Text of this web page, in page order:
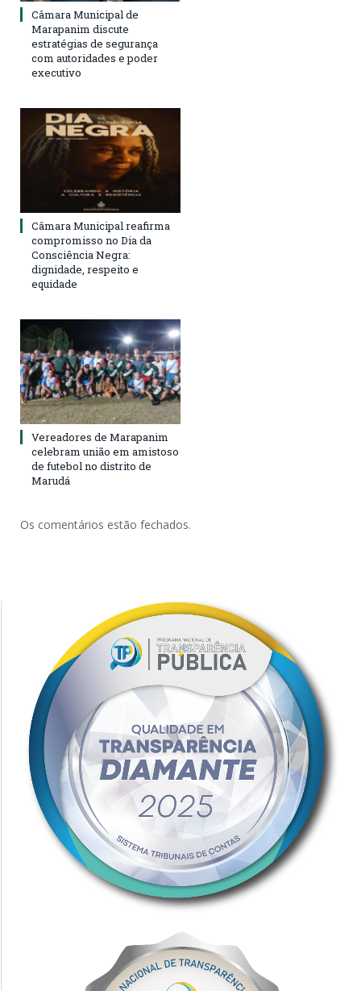
Câmara Municipal de
Marapanim discute
estratégias de segurança
com autoridades e poder
executivo
Câmara Municipal reafirma
compromisso no Dia da
Consciência Negra:
dignidade, respeito e
equidade
Vereadores de Marapanim
celebram união em amistoso
de futebol no distrito de
Marudá
Os comentários estão fechados.